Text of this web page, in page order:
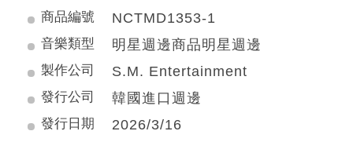
商品編號
NCTMD1353-1
音樂類型 明星週邊商品明星週邊
製作公司 S.M. Entertainment
發行公司 韓國進口週邊
發行日期 2026/3/16